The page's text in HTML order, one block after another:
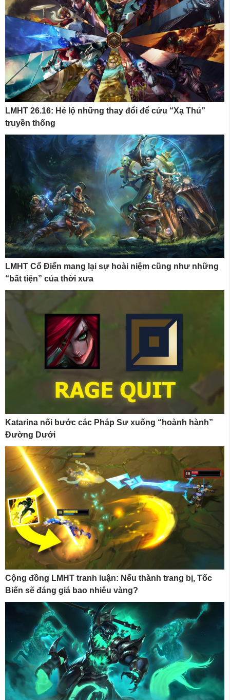
LMHT 26.16: Hé lộ những thay đổi để cứu “Xạ Thủ”
truyền thống
LMHT Cổ Điển mang lại sự hoài niệm cũng như những
“bất tiện” của thời xưa
Katarina nối bước các Pháp Sư xuống “hoành hành”
Đường Dưới
Cộng đồng LMHT tranh luận: Nếu thành trang bị, Tốc
Biến sẽ đáng giá bao nhiêu vàng?